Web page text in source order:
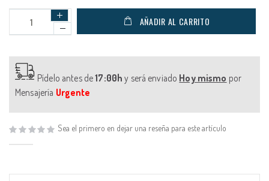
AÑADIR AL CARRITO
Pídelo antes de17:00h y será enviado Hoy mismo por
Mensajería Urgente
Sea el primero en dejar una reseña para este artículo